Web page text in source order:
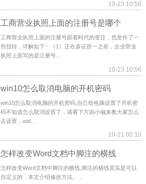
10-23 10:56
工商营业执照上面的注册号是哪个
工商营业执照上面的注册号跟着时代的变迁，也发作了一
些扭转，详解如下：（1）正在多证折一之前，企业营业
执照上面写的是注册号...
10-23 10:56
win10怎么取消电脑的开机密码
win10怎么取消电脑的开机密码,自己给电脑设置了开机密
码不知道怎么取消设置了，请看下方由小编来教大家怎么
去设置，wid...
10-21 00:10
怎样改变Word文档中脚注的横线
怎样改变Word文档中脚注的横线,脚注的横线其实是可以
自定义的，本文介绍修改方法。...